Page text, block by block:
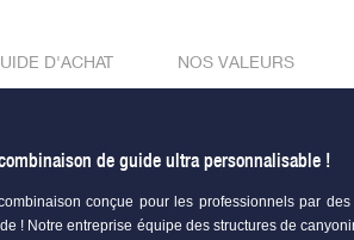
D'ACHAT NOS VALEURS
de guide ultra personnalisable !
conçue pour les professionnels par
! Notre entreprise équipe des structures de